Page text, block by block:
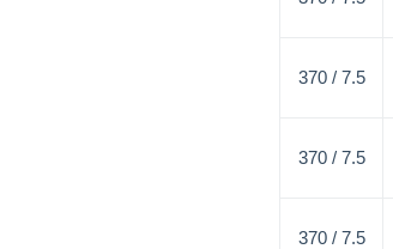
7.5 / 370
7.5 / 370
7.5 / 370